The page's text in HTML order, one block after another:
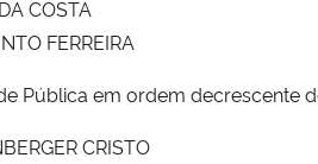
COSTA
FERREIRA
Pública em ordem decrescente
CRISTO